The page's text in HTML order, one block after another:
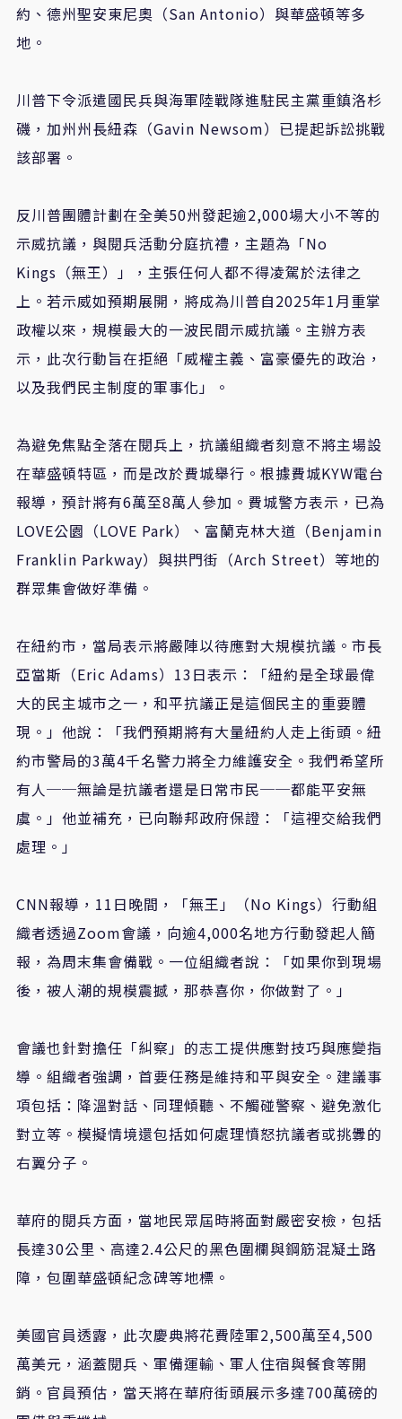
約、德州聖安東尼奧（San Antonio）與華盛頓等多
地。
川普下令派遣國民兵與海軍陸戰隊進駐民主黨重鎮洛杉
磯，加州州長紐森（Gavin Newsom）已提起訴訟挑戰
該部署。
反川普團體計劃在全美50州發起逾2,000場大小不等的
示威抗議，與閱兵活動分庭抗禮，主題為「No
Kings（無王）」，主張任何人都不得凌駕於法律之
上。若示威如預期展開，將成為川普自2025年1月重掌
政權以來，規模最大的一波民間示威抗議。主辦方表
示，此次行動旨在拒絕「威權主義、富豪優先的政治，
以及我們民主制度的軍事化」。
為避免焦點全落在閱兵上，抗議組織者刻意不將主場設
在華盛頓特區，而是改於費城舉行。根據費城KYW電台
報導，預計將有6萬至8萬人參加。費城警方表示，已為
LOVE公園（LOVE Park）、富蘭克林大道（Benjamin
Franklin Parkway）與拱門街（Arch Street）等地的
群眾集會做好準備。
在紐約市，當局表示將嚴陣以待應對大規模抗議。市長
亞當斯（Eric Adams）13日表示：「紐約是全球最偉
大的民主城市之一，和平抗議正是這個民主的重要體
現。」他說：「我們預期將有大量紐約人走上街頭。紐
約市警局的3萬4千名警力將全力維護安全。我們希望所
有人──無論是抗議者還是日常市民──都能平安無
虞。」他並補充，已向聯邦政府保證：「這裡交給我們
處理。」
CNN報導，11日晚間，「無王」（No Kings）行動組
織者透過Zoom會議，向逾4,000名地方行動發起人簡
報，為周末集會備戰。一位組織者說：「如果你到現場
後，被人潮的規模震撼，那恭喜你，你做對了。」
會議也針對擔任「糾察」的志工提供應對技巧與應變指
導。組織者強調，首要任務是維持和平與安全。建議事
項包括：降溫對話、同理傾聽、不觸碰警察、避免激化
對立等。模擬情境還包括如何處理憤怒抗議者或挑釁的
右翼分子。
華府的閱兵方面，當地民眾屆時將面對嚴密安檢，包括
長達30公里、高達2.4公尺的黑色圍欄與鋼筋混凝土路
障，包圍華盛頓紀念碑等地標。
美國官員透露，此次慶典將花費陸軍2,500萬至4,500
萬美元，涵蓋閱兵、軍備運輸、軍人住宿與餐食等開
銷。官員預估，當天將在華府街頭展示多達700萬磅的